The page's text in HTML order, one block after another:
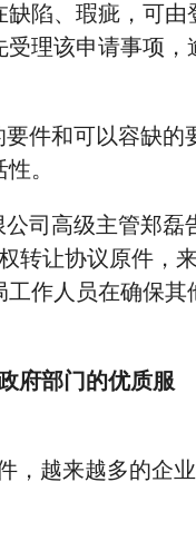
陷、瑕疵，可由
理该申请事项，
件和可以容缺的
。
司高级主管郑磊
转让协议原件，
工作人员在确保其
府部门的优质服
，越来越多的企